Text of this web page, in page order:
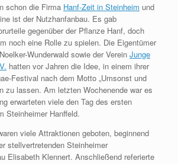
schon die Firma Hanf-Zeit in Steinheim und
ist der Nutzhanfanbau. Es gab
gegenüber der Pflanze Hanf, doch
noch eine Rolle zu spielen. Die Eigentümer
Wunderwald sowie der Verein Junge
hatten vor Jahren die Idee, in einem ihrer
Festival nach dem Motto „Umsonst und
zu lassen. Am letzten Wochenende war es
erwarteten viele den Tag des ersten
Steinheimer Hanffeld.
viele Attraktionen geboten, beginnend
stellvertretenden Steinheimer
Elisabeth Klennert. Anschließend referierte